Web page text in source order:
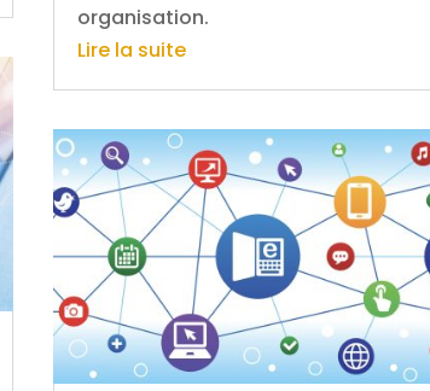
organisation.
Lire la suite